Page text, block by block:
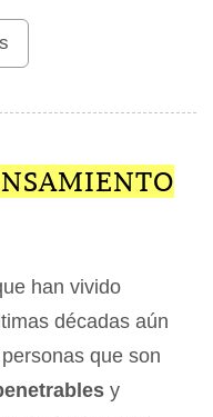
han vivido
décadas aún
que son
y